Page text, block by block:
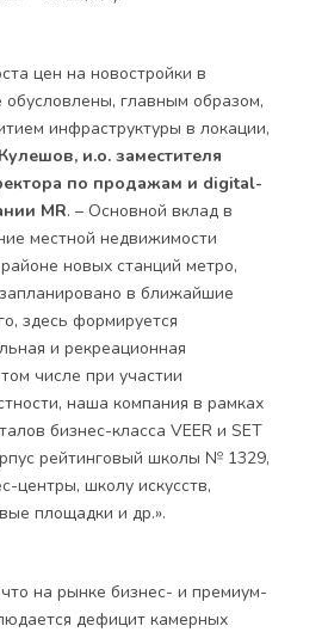
цен на новостройки в
главным образом,
инфраструктуры в локации,
и.о. заместителя
по продажам и digital-
MR. – Основной вклад в
местной недвижимости
новых станций метро,
в ближайшие
здесь формируется
и рекреационная
числе при участии
наша компания в рамках
бизнес-класса VEER и SET
рейтинговый школы № 1329,
центры, школу искусств,
площадки и др.».
на рынке бизнес- и премиум-
дефицит камерных